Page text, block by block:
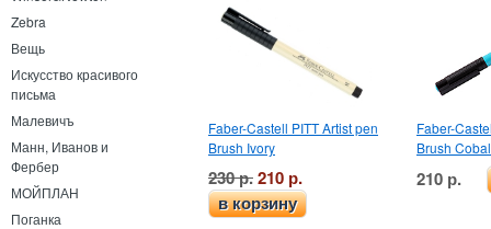
Zebra
Вещь
Искусство красивого
письма
Малевичъ
Манн, Иванов и
Фербер
МОЙПЛАН
Поганка
Faber-Castell PITT Artist pen
Brush Ivory
230 р.210 р.
в корзину
Faber-
Brush
210 р.